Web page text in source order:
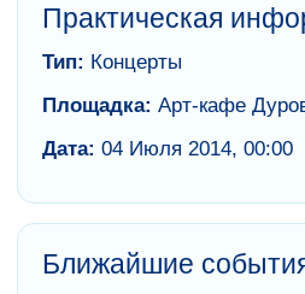
Практическая
Тип: Концерты
Площадка: Арт-кафе
Дата: 04 Июля 2014, 00:00
Ближайшие